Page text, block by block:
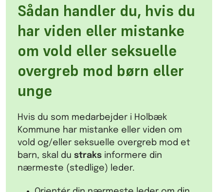
Sådan handler du, hvis du
har viden eller mistanke
om vold eller seksuelle
overgreb mod børn eller
unge
Hvis du som medarbejder i Holbæk
Kommune har mistanke eller viden om
vold og/eller seksuelle overgreb mod et
barn, skal du straks informere din
nærmeste (stedlige) leder.